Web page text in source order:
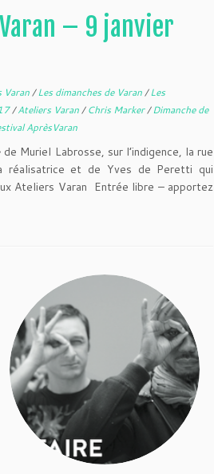
– 9 janvier
Varan/Les dimanches de Varan/Les
/Ateliers Varan/Chris Marker/Dimanche de
AprèsVaran
Muriel Labrosse, sur l’indigence, la rue
réalisatrice et de Yves de Peretti qui
Ateliers Varan Entrée libre – apportez